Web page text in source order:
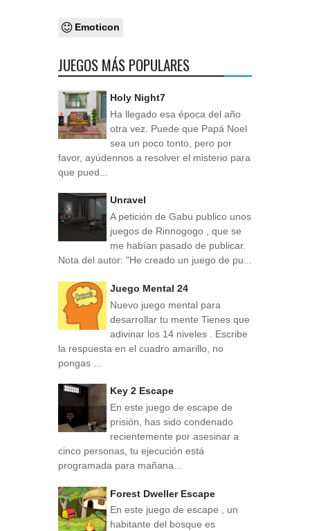
Emoticon
JUEGOS MÁS POPULARES
Holy Night7
Ha llegado esa época del año
otra vez. Puede que Papá Noel
sea un poco tonto, pero por
favor, ayúdennos a resolver el misterio para
que pued...
Unravel
A petición de Gabu publico unos
juegos de Rinnogogo , que se
me habían pasado de publicar.
Nota del autor: "He creado un juego de pu...
Juego Mental 24
Nuevo juego mental para
desarrollar tu mente Tienes que
adivinar los 14 niveles . Escribe
la respuesta en el cuadro amarillo, no
pongas ...
Key 2 Escape
En este juego de escape de
prisión, has sido condenado
recientemente por asesinar a
cinco personas, tu ejecución está
programada para mañana...
Forest Dweller Escape
En este juego de escape , un
habitante del bosque es